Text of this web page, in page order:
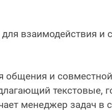
взаимодействия и
общения и
текстовые,
менеджер задач в